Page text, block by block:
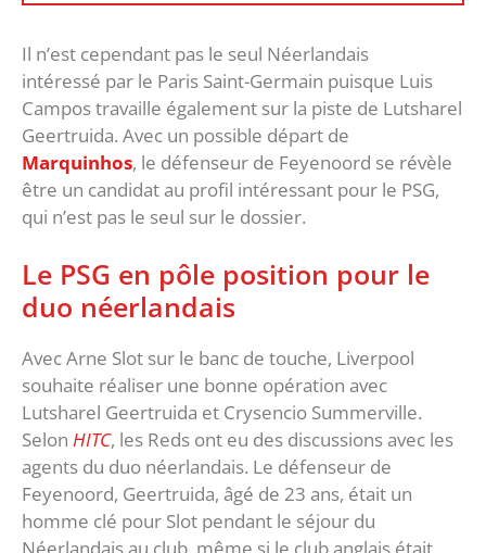
Il n’est cependant pas le seul Néerlandais
intéressé par le Paris Saint-Germain puisque Luis
Campos travaille également sur la piste de Lutsharel
Geertruida. Avec un possible départ de
Marquinhos, le défenseur de Feyenoord se révèle
être un candidat au profil intéressant pour le PSG,
qui n’est pas le seul sur le dossier.
Le PSG en pôle position pour le
duo néerlandais
Avec Arne Slot sur le banc de touche, Liverpool
souhaite réaliser une bonne opération avec
Lutsharel Geertruida et Crysencio Summerville.
Selon HITC, les Reds ont eu des discussions avec les
agents du duo néerlandais. Le défenseur de
Feyenoord, Geertruida, âgé de 23 ans, était un
homme clé pour Slot pendant le séjour du